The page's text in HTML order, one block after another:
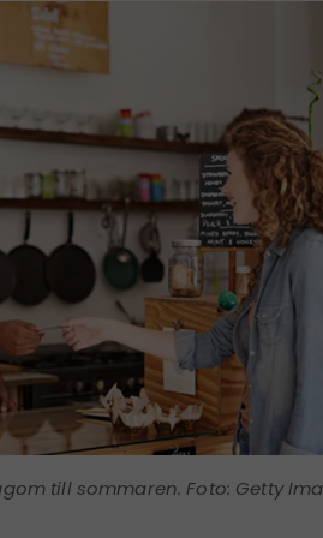
till sommaren. Foto: Getty